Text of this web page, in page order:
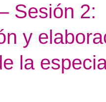
Sesión 2:
y
la